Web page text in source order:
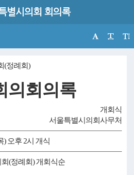
별시의회 회의록
(정례회)
의회의록
개회식
서울특별시의회사무처
) 오후 2시 개식
(정례회) 개회식순